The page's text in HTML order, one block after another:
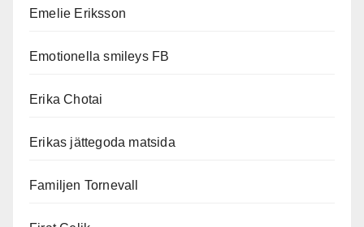
Emelie Eriksson
Emotionella smileys FB
Erika Chotai
Erikas jättegoda matsida
Familjen Tornevall